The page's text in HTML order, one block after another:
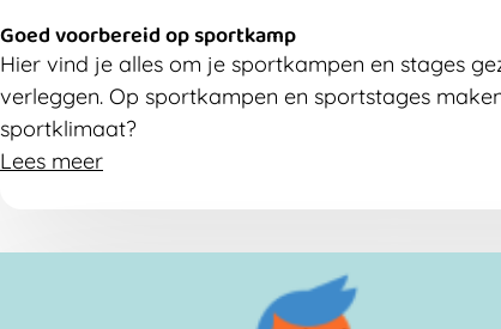
Goed voorbereid op sportkamp
Hier vind je alles om je sportkampen en stages
verleggen. Op sportkampen en sportstages
sportklimaat?
Lees meer